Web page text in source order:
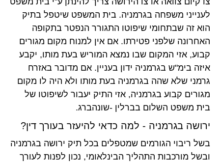
לענייני משפחה בגרמניה. בית המשפט שיטפל בתיק
הוא זה שבתחומי שיפוטו התגורר הנפטר בתקופה
האחרונה שלפני פטירתו. אם אין למנוח מקום מגורים
קבוע, אזי המקום שבו נמצא המוריש בעת מותו, יקבע
איזה בימ"ש בגרמניה ידון בעניין. אם מדובר באזרח
גרמני שלא שהה בגרמניה בעת מותו ולא היה לו מקום
מגורים קבוע בגרמניה, אזי התיק יעבור לשיפוטו של
בית משפט השלום בברלין -שונהברג.
ירושה בגרמניה - למה כדאי להיעזר בעורך דין?
בשל ריבוי הגורמים שמטפלים בכל תיק ירושה בגרמניה
ובשל מורכבות התהליך הבינלאומי, נכון לפנות לעורך